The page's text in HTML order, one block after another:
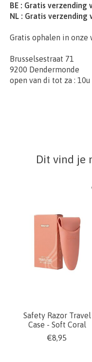
BE : Gratis verzending
NL : Gratis verzending
Gratis ophalen in onze
Brusselsestraat 71
9200 Dendermonde
open van di tot za :
Dit vind je
Items van
Safety Razor Travel
Case - Soft Coral
€8,95